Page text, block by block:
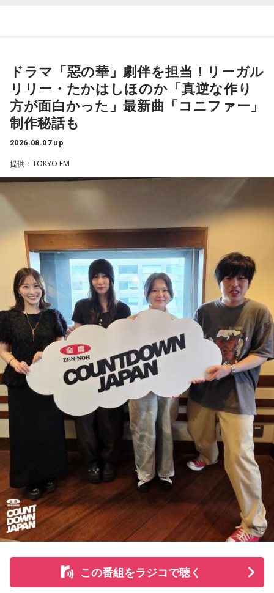
※ メールの件名は「ランキング」でお願いします。
■番組タイトル：ニッポン放送『中島健人のオールナイトニッ
ポン』
■放送日時：2026年8月14日（金） 25時～27時 （15日
（土）午前1時〜3時）
ニッポン放送をキーステーションに全国ネットで放送
■メールアドレス：
■番組公式X：@Ann_Since1967
■番組ハッシュタグ：#中島健人ANN
◆“真逆な作り方”で楽曲制作
リーガルリリーは高校在学時から注目を集め、国内大型ロッ
クフェスにも多数出演するだけでなく、アメリカで開催され
た世界最大級の音楽フェスティバル「SXSW（サウス・バイ・
サウスウエスト）」の出演や中国ツアーの開催など、海外で
のライブも経験。そのほか、2019年公開の映画「惡の華」で
は主題歌と劇中歌を担当し、今年4月から放送されたテレビド
ラマ版「惡の華」では、たかはしほのかさんが劇伴を担当。
そして、今秋には初のアジアツアーの開催が決定していま
す。
遠山：僕は「惡の華」が好きで、（テレビドラマ版ではW主
演の）あのちゃんと鈴木福くんがめちゃくちゃ素晴らしかっ
たですけど、そういうドラマの音楽って、どう作っていく
の？
ほのか：私も今回初めて関わらせてもらったんですけど、今
まで作ってきたライブでやる曲やバンドでやる曲の作り方と
は全然違って……ドラマの映像にいかに没頭させるかが重要と
いうか。リーガルリリーでは、音楽を聴いてほしくて作って
いるんですけれど、ドラマの音楽は、映像を観てもらわない
といけないので、逆に聴いてもらったらダメなんですよ。だ
から、音楽を通して真逆な作り方を体験できて、めちゃめち
ゃ面白かったです。
（左から）たかはしほのかさん、海さん
◆新曲「コニファー」に込めた想い
遠山：リーガルリリーは、7月11日（土）に新曲「コニファ
ー」を配信リリースしました。おめでとうございます。
ほのか・海：ありがとうございます。
ドラマ「惡の華」劇伴を担当！リーガル
リリー・たかはしほのか「真逆な作り
方が面白かった」最新曲「コニファー」
制作秘話も
2026.08.07 up
提供：TOKYO FM
この番組をラジコで聴く